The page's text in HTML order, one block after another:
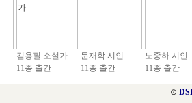
김용필 소설가
11종 출간
문재학 시인
11종 출간
노중하 시인
11종 출간
⊙